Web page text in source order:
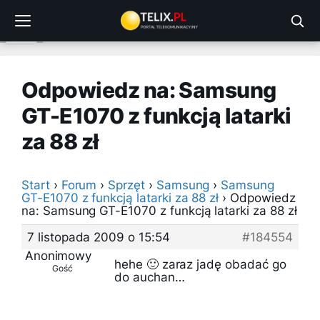
treści
Odpowiedz na: Samsung
GT-E1070 z funkcją latarki
za 88 zł
Start › Forum › Sprzęt › Samsung › Samsung
GT-E1070 z funkcją latarki za 88 zł › Odpowiedz
na: Samsung GT-E1070 z funkcją latarki za 88 zł
7 listopada 2009 o 15:54
#184554
Anonimowy
Gość
hehe 🙂 zaraz jadę obadać go
do auchan…